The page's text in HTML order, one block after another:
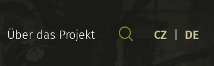
Über das Projekt CZ DE